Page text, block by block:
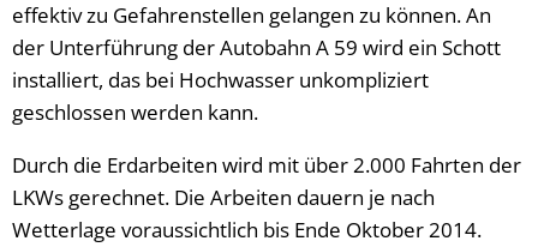
effektiv zu Gefahrenstellen gelangen zu können. An
der Unterführung der Autobahn A 59 wird ein Schott
installiert, das bei Hochwasser unkompliziert
geschlossen werden kann.
Durch die Erdarbeiten wird mit über 2.000 Fahrten der
LKWs gerechnet. Die Arbeiten dauern je nach
Wetterlage voraussichtlich bis Ende Oktober 2014.